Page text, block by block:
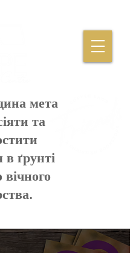
мета
та
в ґрунті
вічного